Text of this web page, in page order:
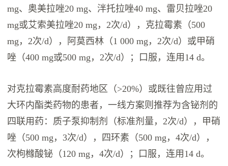
mg、奥美拉唑20 mg、泮托拉唑40 mg、雷贝拉唑20
mg或艾索美拉唑20 mg，2次/d），克拉霉素（500
mg，2次/d），阿莫西林（1 000 mg，2次/d）或甲硝
唑（400 mg或500 mg，2次/d）；口服，连用14 d。
对克拉霉素高度耐药地区（>20%）或既往曾应用过
大环内酯类药物的患者，一线方案则推荐为含铋剂的
四联用药：质子泵抑制剂（标准剂量，2次/d），甲硝
唑（500 mg，3次/d），四环素（500 mg，4次/d），
次枸橼酸铋（120 mg，4次/d）；口服，连用14 d。